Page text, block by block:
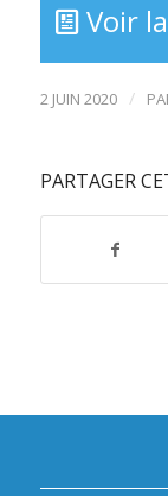
Voir
2 JUIN 2020 /
PARTAGER